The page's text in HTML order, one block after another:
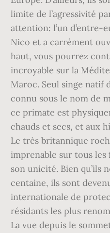
limite de l’agressivité
attention: l’un d’entre-
Nico et a carrément
haut, vous pourrez
incroyable sur la
Maroc. Seul singe natif
connu sous le nom de
ce primate est
chauds et secs, et aux
Le très britannique
imprenable sur tous
son unicité. Bien qu’ils
centaine, ils sont
internationale de
résidants les plus
La vue depuis le